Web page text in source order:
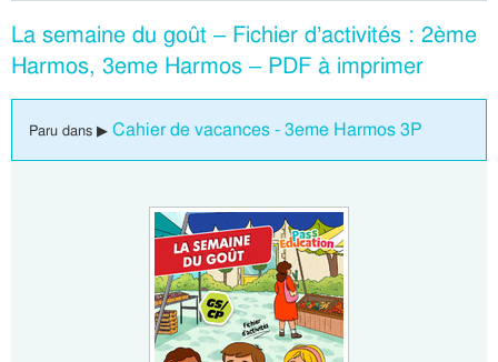
La semaine du goût – Fichier d’activités : 2ème
Harmos, 3eme Harmos – PDF à imprimer
Paru dans ▶ Cahier de vacances - 3eme Harmos 3P